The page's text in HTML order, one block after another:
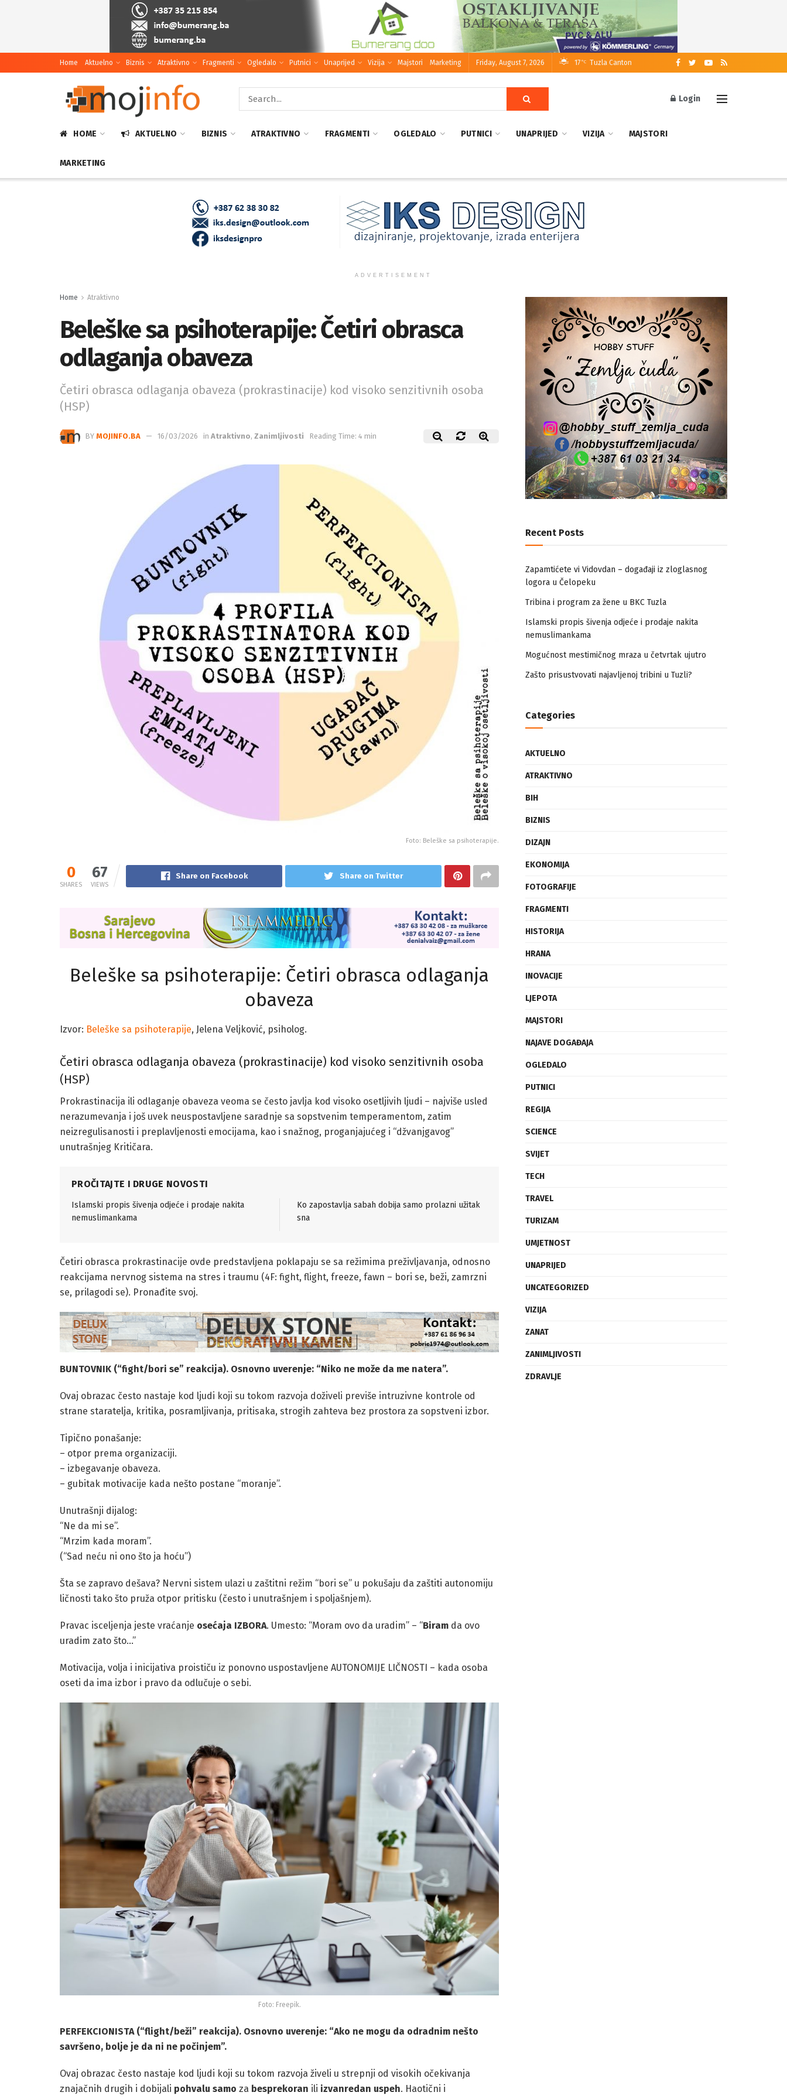
Home Aktuelno Biznis Atraktivno Fragmenti Ogledalo Putnici Unaprijed Vizija Majstori Marketing Friday, August 7, 2026 17 °C Tuzla Canton
Login
HOME AKTUELNO BIZNIS ATRAKTIVNO FRAGMENTI OGLEDALO PUTNICI UNAPRIJED VIZIJA MAJSTORI
MARKETING
ADVERTISEMENT
Home Atraktivno
Beleške sa psihoterapije: Četiri obrasca
odlaganja obaveza
Četiri obrasca odlaganja obaveza (prokrastinacije) kod visoko senzitivnih osoba
(HSP)
BY MOJINFO.BA 16/03/2026 in Atraktivno, Zanimljivosti Reading Time: 4 min
Foto: Beleške sa psihoterapije.
0
SHARES
67
VIEWS
Share on Facebook Share on Twitter
Beleške sa psihoterapije: Četiri obrasca odlaganja
obaveza
Izvor: Beleške sa psihoterapije, Jelena Veljković, psiholog.
Četiri obrasca odlaganja obaveza (prokrastinacije) kod visoko senzitivnih osoba
(HSP)
Prokrastinacija ili odlaganje obaveza veoma se često javlja kod visoko osetljivih ljudi – najviše usled
nerazumevanja i još uvek neuspostavljene saradnje sa sopstvenim temperamentom, zatim
neizregulisanosti i preplavljenosti emocijama, kao i snažnog, proganjajućeg i “džvanjgavog”
unutrašnjeg Kritičara.
PROČITAJTE I DRUGE NOVOSTI
Islamski propis šivenja odjeće i prodaje nakita
nemuslimankama
Ko zapostavlja sabah dobija samo prolazni užitak
sna
Četiri obrasca prokrastinacije ovde predstavljena poklapaju se sa režimima preživljavanja, odnosno
reakcijama nervnog sistema na stres i traumu (4F: fight, flight, freeze, fawn – bori se, beži, zamrzni
se, prilagodi se). Pronađite svoj.
BUNTOVNIK (“fight/bori se” reakcija). Osnovno uverenje: “Niko ne može da me natera”.
Ovaj obrazac često nastaje kod ljudi koji su tokom razvoja doživeli previše intruzivne kontrole od
strane staratelja, kritika, posramljivanja, pritisaka, strogih zahteva bez prostora za sopstveni izbor.
Tipično ponašanje:
– otpor prema organizaciji.
– izbegavanje obaveza.
– gubitak motivacije kada nešto postane “moranje”.
Unutrašnji dijalog:
“Ne da mi se”.
“Mrzim kada moram”.
(“Sad neću ni ono što ja hoću”)
Šta se zapravo dešava? Nervni sistem ulazi u zaštitni režim “bori se” u pokušaju da zaštiti autonomiju
ličnosti tako što pruža otpor pritisku (često i unutrašnjem i spoljašnjem).
Pravac isceljenja jeste vraćanje osećaja IZBORA. Umesto: “Moram ovo da uradim” – “Biram da ovo
uradim zato što…”
Motivacija, volja i inicijativa proističu iz ponovno uspostavljene AUTONOMIJE LIČNOSTI – kada osoba
oseti da ima izbor i pravo da odlučuje o sebi.
Foto: Freepik.
PERFEKCIONISTA (“flight/beži” reakcija). Osnovno uverenje: “Ako ne mogu da odradnim nešto
savršeno, bolje je da ni ne počinjem”.
Ovaj obrazac često nastaje kod ljudi koji su tokom razvoja živeli u strepnji od visokih očekivanja
znajačnih drugih i dobijali pohvalu samo za besprekoran ili izvanredan uspeh. Haotični i
Recent Posts
Zapamtićete vi Vidovdan – događaji iz zloglasnog
logora u Čelopeku
Tribina i program za žene u BKC Tuzla
Islamski propis šivenja odjeće i prodaje nakita
nemuslimankama
Mogućnost mestimičnog mraza u četvrtak ujutro
Zašto prisustvovati najavljenoj tribini u Tuzli?
Categories
AKTUELNO
ATRAKTIVNO
BIH
BIZNIS
DIZAJN
EKONOMIJA
FOTOGRAFIJE
FRAGMENTI
HISTORIJA
HRANA
INOVACIJE
LJEPOTA
MAJSTORI
NAJAVE DOGAĐAJA
OGLEDALO
PUTNICI
REGIJA
SCIENCE
SVIJET
TECH
TRAVEL
TURIZAM
UMJETNOST
UNAPRIJED
UNCATEGORIZED
VIZIJA
ZANAT
ZANIMLJIVOSTI
ZDRAVLJE